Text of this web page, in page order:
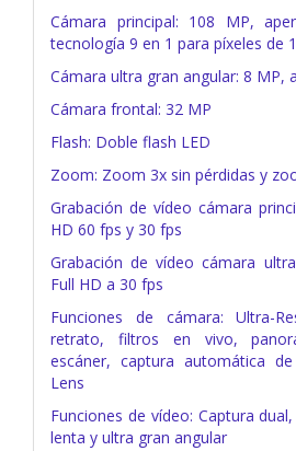
Cámara principal: 108 MP,
tecnología 9 en 1 para píxeles de
Cámara ultra gran angular: 8 MP,
Cámara frontal: 32 MP
Flash: Doble flash LED
Zoom: Zoom 3x sin pérdidas y
Grabación de vídeo cámara
HD 60 fps y 30 fps
Grabación de vídeo cámara
Full HD a 30 fps
Funciones de cámara: Ultra-
retrato, filtros en vivo,
escáner, captura automática
Lens
Funciones de vídeo: Captura
lenta y ultra gran angular